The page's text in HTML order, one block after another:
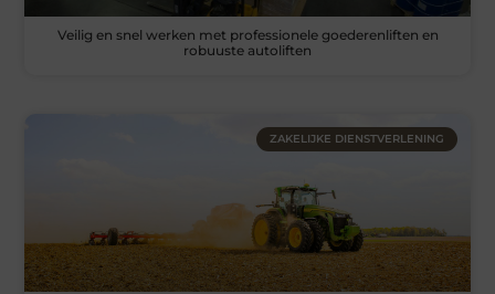
Veilig en snel werken met professionele goederenliften en
robuuste autoliften
ZAKELIJKE DIENSTVERLENING